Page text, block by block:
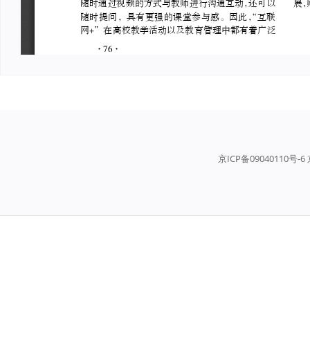
京ICP备09040110号-6